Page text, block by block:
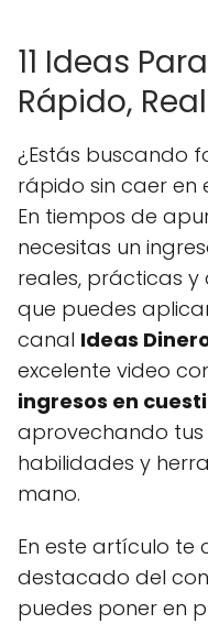
11 Ideas
Rápido,
¿Estás buscando
rápido sin caer en
En tiempos de
necesitas un
reales, prácticas
que puedes
canal Ideas
excelente video
ingresos en
aprovechando tus
habilidades y
mano.
En este artículo te
destacado del
puedes poner en